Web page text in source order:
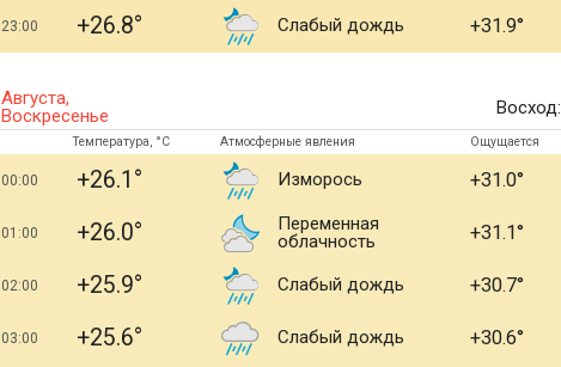
23:00 +26.8 Слабый дождь +31.9
Августа,
Воскресенье
Восход:
Температура, °C Атмосферные явления Ощущается
00:00 +26.1 Изморось +31.0
01:00 +26.0
Переменная
облачность
+31.1
02:00 +25.9 Слабый дождь +30.7
03:00 +25.6 Слабый дождь +30.6